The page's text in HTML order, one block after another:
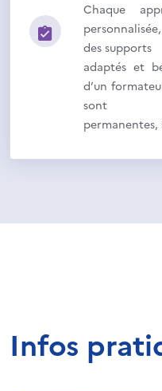
Chaque
des supports
adaptés et
d’un
sont
permanentes,
Infos